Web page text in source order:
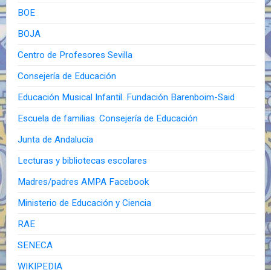
BOE
BOJA
Centro de Profesores Sevilla
Consejería de Educación
Educación Musical Infantil. Fundación Barenboim-Said
Escuela de familias. Consejería de Educación
Junta de Andalucía
Lecturas y bibliotecas escolares
Madres/padres AMPA Facebook
Ministerio de Educación y Ciencia
RAE
SENECA
WIKIPEDIA